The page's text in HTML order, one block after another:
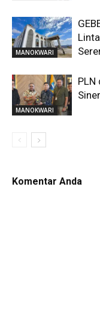
MANOKWARI
MANOKWARI
PLN
Komentar Anda